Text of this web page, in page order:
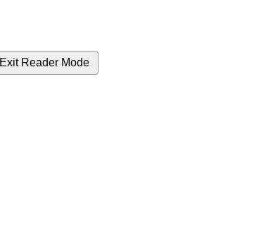
Exit Reader Mode